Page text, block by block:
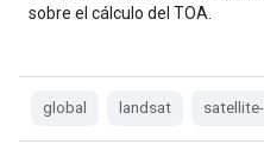
sobre el cálculo del TOA.
global landsat